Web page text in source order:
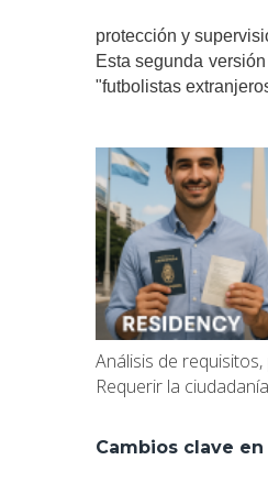
protección y
Esta segunda
"futbolistas
Análisis de
Requerir la
Cambios clave